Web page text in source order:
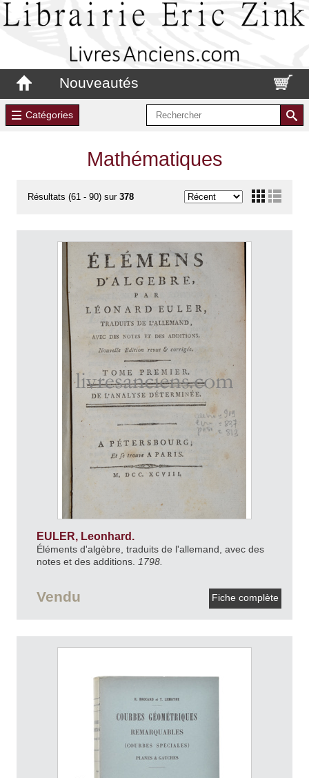
Nouveautés
Catégories
Mathématiques
Résultats (61 - 90) sur 378
EULER, Leonhard.
Éléments d'algèbre, traduits de l'allemand, avec des
notes et des additions.
1798.
Vendu Fiche complète